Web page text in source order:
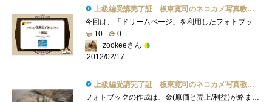
上級編受講完了証 板東寛司のネコカメ写真教室パート2
今回は、「ドリームページ」を利用したフォトブック作成の方法でした。デジカメになってから気軽に写真が撮れて編集の自由度も大幅にアップ�...
10
0
zookeeさん
2012/02/17
上級編受講完了証 板東寛司のネコカメ写真教室パート2
フォトブックの作成は、金(原価と売上/利益)が絡まないだけで、一般的なビデオや写真集作成と全く同じですね。ターゲットユーザーの絞り込み�...